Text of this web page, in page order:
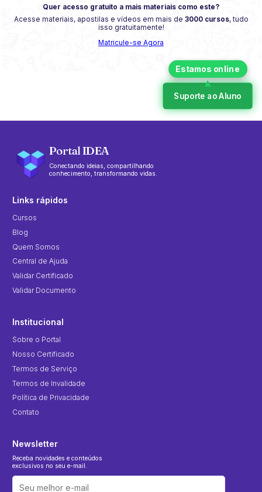
Quer acesso gratuito a mais materiais como este?
Acesse materiais, apostilas e vídeos em mais de 3000 cursos, tudo
isso gratuitamente!
Matricule-se Agora
Suporte ao Aluno
Portal IDEA
Conectando ideias, compartilhando
conhecimento, transformando vidas.
Links rápidos
Cursos
Blog
Quem Somos
Central de Ajuda
Validar Certificado
Validar Documento
Institucional
Sobre o Portal
Nosso Certificado
Termos de Serviço
Termos de Invalidade
Política de Privacidade
Contato
Newsletter
Receba novidades e conteúdos
exclusivos no seu e-mail.